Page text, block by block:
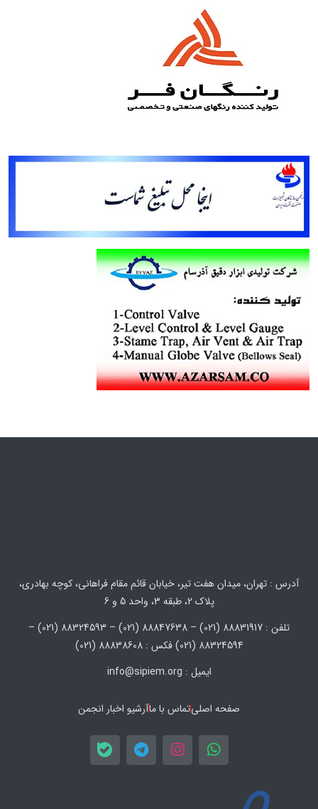
آدرس : تهران، میدان هفت تیر، خیابان قائم مقام فراهانی، کوچه بهادری،
پلاک 2، طبقه 3، واحد 5 و 6
تلفن : 88831917 (021) – 88847638 (021) – 88324593 (021) –
88324594 (021) فکس : 88838608 (021)
ایمیل : info@sipiem.org
صفحه اصلیتماس با ماآرشیو اخبار انجمن